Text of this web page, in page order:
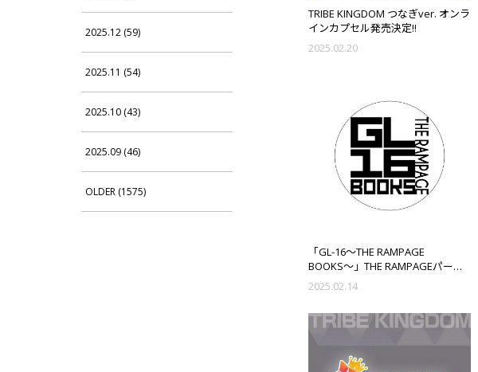
2025.12 (59)
2025.11 (54)
2025.10 (43)
2025.09 (46)
OLDER (1575)
TRIBE KINGDOM つなぎver. オンラ
インカプセル発売決定!!
2025.02.20
「GL-16〜THE RAMPAGE
BOOKS〜」THE RAMPAGEパーフ
ェクトブック『タイトル未定』予
約販売＆『THE RAMPAGE LIVE
動企画開催決定！
2025.02.14